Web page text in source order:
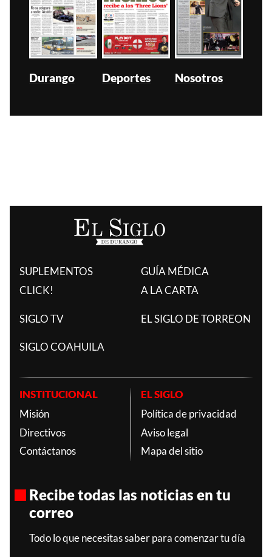
Durango Deportes Nosotros
SUPLEMENTOS
CLICK!
GUÍA MÉDICA
A LA CARTA
SIGLO TV EL SIGLO DE TORREON
SIGLO COAHUILA
INSTITUCIONAL
Misión
Directivos
Contáctanos
EL SIGLO
Política de privacidad
Aviso legal
Mapa del sitio
Recibe todas las noticias en tu
correo
Todo lo que necesitas saber para comenzar tu día